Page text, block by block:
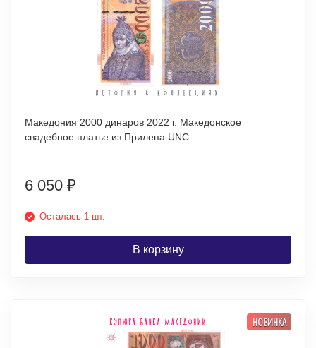
Македония 2000 динаров 2022 г. Македонское
свадебное платье из Прилепа UNC
6 050 ₽
Осталась 1 шт.
В корзину
НОВИНКА